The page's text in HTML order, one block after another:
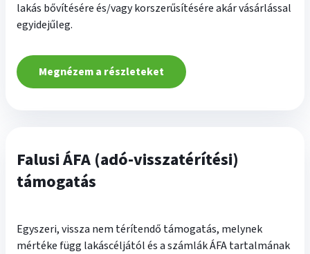
lakás bővítésére és/vagy korszerűsítésére akár vásárlással
egyidejűleg.
Megnézem a részleteket
Falusi ÁFA (adó-visszatérítési)
támogatás
Egyszeri, vissza nem térítendő támogatás, melynek
mértéke függ lakáscéljától és a számlák ÁFA tartalmának